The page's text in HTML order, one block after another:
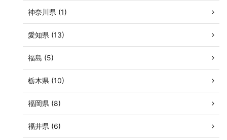
神奈川県 (1)
愛知県 (13)
福島 (5)
栃木県 (10)
福岡県 (8)
福井県 (6)